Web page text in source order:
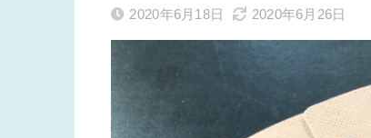
2020年6月18日 2020年6月26日